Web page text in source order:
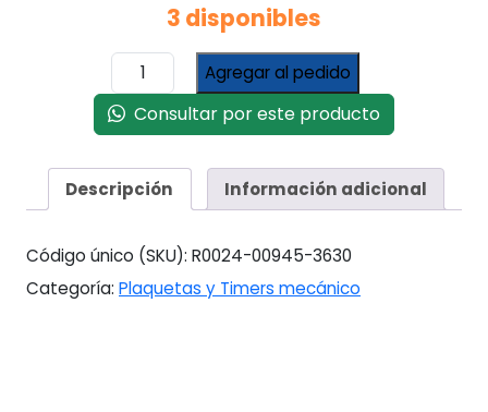
3 disponibles
PLAQUETA
DREAN
CONCEPT
156
LED
BOTONES
CON
PALAS
cantidad
Agregar al pedido
Consultar por este producto
Descripción Información adicional
Código único (SKU): R0024-00945-3630
Categoría: Plaquetas y Timers mecánico